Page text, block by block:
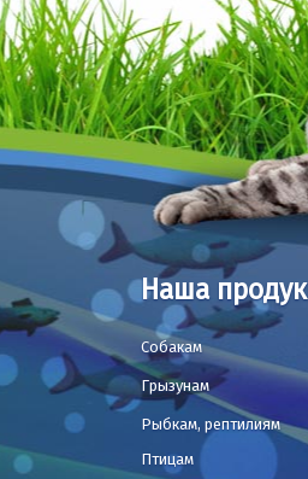
Наша
Собакам
Грызунам
Рыбкам, рептилиям
Птицам